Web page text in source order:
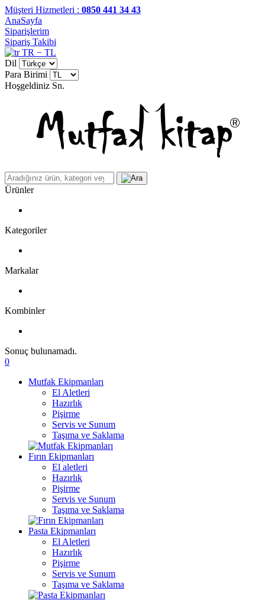
Müşteri Hizmetleri : 0850 441 34 43
AnaSayfa
Siparişlerim
Sipariş Takibi
TR − TL
Dil
Para Birimi
Hoşgeldiniz Sn.
Ürünler
Kategoriler
Markalar
Kombinler
Sonuç bulunamadı.
0
Mutfak Ekipmanları
El Aletleri
Hazırlık
Pişirme
Servis ve Sunum
Taşıma ve Saklama
Fırın Ekipmanları
El aletleri
Hazırlık
Pişirme
Servis ve Sunum
Taşıma ve Saklama
Pasta Ekipmanları
El Aletleri
Hazırlık
Pişirme
Servis ve Sunum
Taşıma ve Saklama